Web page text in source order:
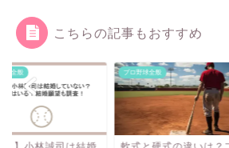
こちらの記事もおすすめ
球全般 プロ野球全般